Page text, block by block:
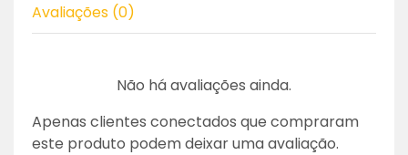
Avaliações (0)
Não há avaliações ainda.
Apenas clientes conectados que compraram
este produto podem deixar uma avaliação.